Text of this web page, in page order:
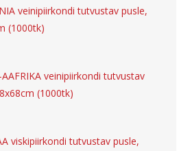
veinipiirkondi tutvustav pusle,
(1000tk)
veinipiirkondi tutvustav
(1000tk)
viskipiirkondi tutvustav pusle,